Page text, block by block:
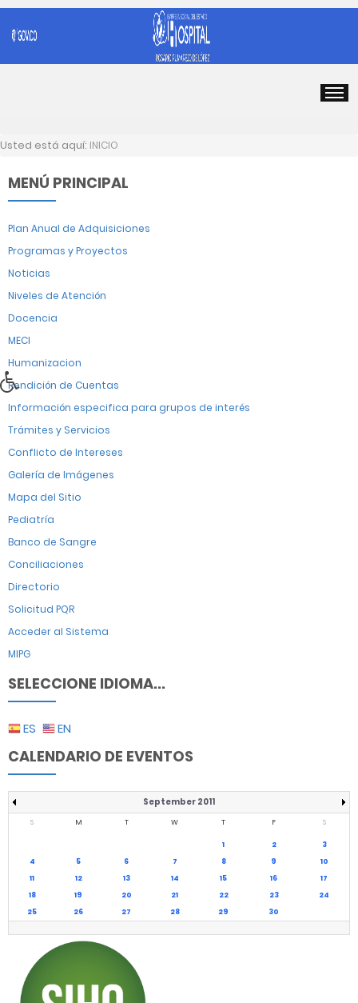
Usted está aquí: INICIO
MENÚ PRINCIPAL
Plan Anual de Adquisiciones
Programas y Proyectos
Noticias
Niveles de Atención
Docencia
MECI
Humanizacion
Rendición de Cuentas
Información especifica para grupos de interés
Trámites y Servicios
Conflicto de Intereses
Galería de Imágenes
Mapa del Sitio
Pediatría
Banco de Sangre
Conciliaciones
Directorio
Solicitud PQR
Acceder al Sistema
MIPG
SELECCIONE IDIOMA...
ES EN
CALENDARIO DE EVENTOS
September 2011
S M T W T F S
1 2
3
4
5 6 7 8 9
10
11
12 13 14 15 16
17
18
19 20 21 22 23
24
25
26 27 28 29 30